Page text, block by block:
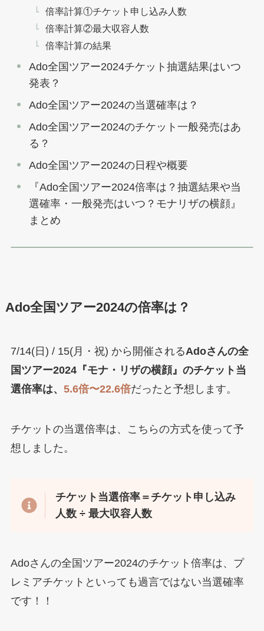
倍率計算①チケット申し込み人数
倍率計算②最大収容人数
倍率計算の結果
Ado全国ツアー2024チケット抽選結果はいつ
発表？
Ado全国ツアー2024の当選確率は？
Ado全国ツアー2024のチケット一般発売はあ
る？
Ado全国ツアー2024の日程や概要
『Ado全国ツアー2024倍率は？抽選結果や当
選確率・一般発売はいつ？モナリザの横顔』
まとめ
Ado全国ツアー2024の倍率は？
7/14(日) / 15(月・祝) から開催されるAdoさんの全
国ツアー2024『モナ・リザの横顔』のチケット当
選倍率は、 5.6倍〜22.6倍だったと予想します。
チケットの当選倍率は、こちらの方式を使って予
想しました。
チケット当選倍率＝チケット申し込み
人数 ÷最大収容人数
Adoさんの全国ツアー2024のチケット倍率は、プ
レミアチケットといっても過言ではない当選確率
です！！